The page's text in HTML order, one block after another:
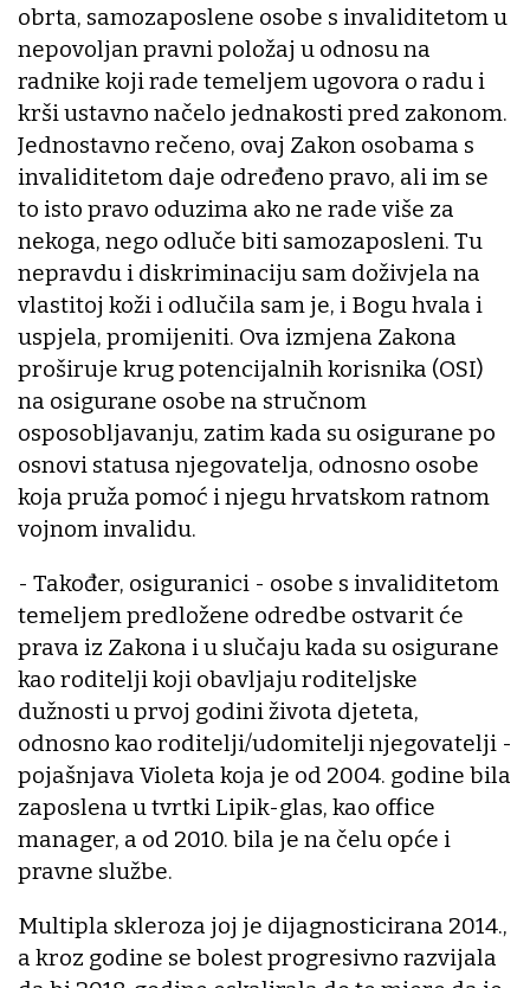
obrta, samozaposlene osobe s invaliditetom u
nepovoljan pravni položaj u odnosu na
radnike koji rade temeljem ugovora o radu i
krši ustavno načelo jednakosti pred zakonom.
Jednostavno rečeno, ovaj Zakon osobama s
invaliditetom daje određeno pravo, ali im se
to isto pravo oduzima ako ne rade više za
nekoga, nego odluče biti samozaposleni. Tu
nepravdu i diskriminaciju sam doživjela na
vlastitoj koži i odlučila sam je, i Bogu hvala i
uspjela, promijeniti. Ova izmjena Zakona
proširuje krug potencijalnih korisnika (OSI)
na osigurane osobe na stručnom
osposobljavanju, zatim kada su osigurane po
osnovi statusa njegovatelja, odnosno osobe
koja pruža pomoć i njegu hrvatskom ratnom
vojnom invalidu.
- Također, osiguranici - osobe s invaliditetom
temeljem predložene odredbe ostvarit će
prava iz Zakona i u slučaju kada su osigurane
kao roditelji koji obavljaju roditeljske
dužnosti u prvoj godini života djeteta,
odnosno kao roditelji/udomitelji njegovatelji -
pojašnjava Violeta koja je od 2004. godine bila
zaposlena u tvrtki Lipik-glas, kao office
manager, a od 2010. bila je na čelu opće i
pravne službe.
Multipla skleroza joj je dijagnosticirana 2014.,
a kroz godine se bolest progresivno razvijala